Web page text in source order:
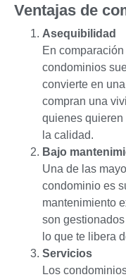
Ventajas de
Asequibilidad
En
condominios
convierte en
compran una
quienes quieren
la calidad.
Bajo
Una de las
condominio es
mantenimiento
son
lo que te libera
Servicios
Los